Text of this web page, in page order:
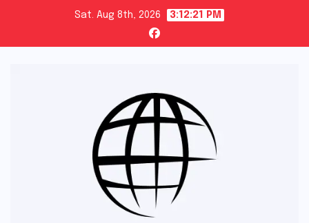
content
Sat. Aug 8th, 2026 3:12:22 PM